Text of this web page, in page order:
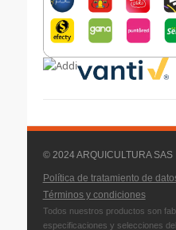
© 2024 ARQUICULTURA SAS
Política de tratamiento de
Términos y condiciones
Todos nuestros productos son
especificaciones y selecciones